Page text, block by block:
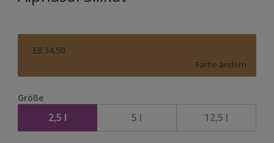
E8.34.50
Farbe ändern
Größe
2,5 l 5 l 12,5 l